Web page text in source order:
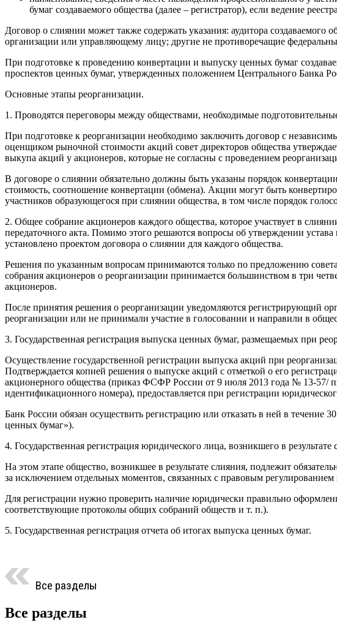
бумаг создаваемого общества (далее – регистратор), если ведение
Договор о слиянии может также содержать указания: аудитора
организации или управляющему лицу; другие не противоречащие
При подготовке к проведению конвертации и выпуску ценных бумаг
проспектов ценных бумаг, утвержденных положением Центрального Банка
Основные этапы реорганизации.
1. Проводятся переговоры между обществами, необходимые
При подготовке к реорганизации необходимо заключить договор с
оценщиком рыночной стоимости акций совет директоров общества
выкупа акций у акционеров, которые не согласны с проведением
В договоре о слиянии обязательно должны быть указаны порядок
стоимость, соотношение конвертации (обмена). Акции могут быть
участников образующегося при слиянии общества, в том числе порядок
2. Общее собрание акционеров каждого общества, которое участвует в
передаточного акта. Помимо этого решаются вопросы об утверждении устава
установлено проектом договора о слиянии для каждого общества.
Решения по указанным вопросам принимаются только по предложению
собрания акционеров о реорганизации принимается большинством в три
акционеров.
После принятия решения о реорганизации уведомляются регистрирующий
реорганизации или не принимали участие в голосовании и направили в
3. Государственная регистрация выпуска ценных бумаг, размещаемых при
Осуществление государственной регистрации выпуска акций при
Подтверждается копией решения о выпуске акций с отметкой о его
акционерного общества (приказ ФСФР России от 9 июля 2013 года № 13-57/
идентификационного номера), предоставляется при регистрации
Банк России обязан осуществить регистрацию или отказать в ней в
ценных бумаг»).
4. Государственная регистрация юридического лица, возникшего в результате
На этом этапе общество, возникшее в результате слияния, подлежит
за исключением отдельных моментов, связанных с правовым регулированием
Для регистрации нужно проверить наличие юридически правильно
соответствующие протоколы общих собраний обществ и т. п.).
5. Государственная регистрация отчета об итогах выпуска ценных бумаг.
Все разделы
Все разделы